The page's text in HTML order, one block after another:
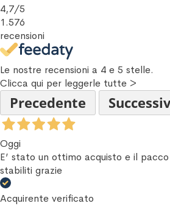
4,7/5
1.576
recensioni
Le nostre recensioni a 4 e 5 stelle.
Clicca qui per leggerle tutte >
Precedente
Oggi
E’ stato un ottimo acquisto e il
stabiliti grazie
Acquirente verificato